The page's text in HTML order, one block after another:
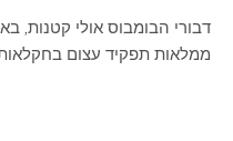
דבורי הבומבוס אולי קטנות,
ממלאות תפקיד עצום